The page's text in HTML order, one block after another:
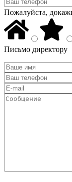
Пожалуйста,
Письмо директору